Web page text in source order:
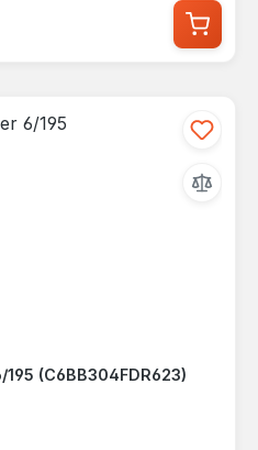
(C6BB304FDR623)